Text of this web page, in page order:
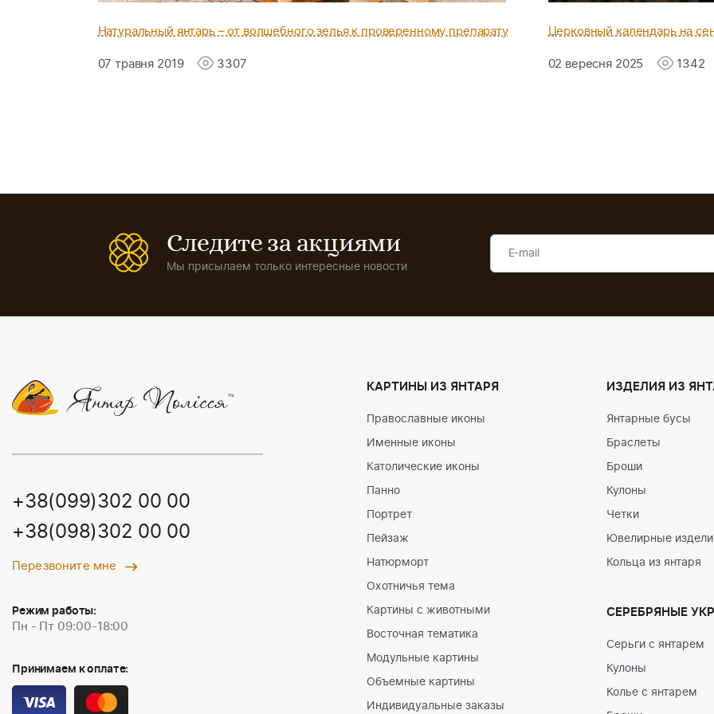
Натуральный янтарь – от волшебного зелья к проверенному препарату
07 травня 2019 3307
Церковный календарь на
02 вересня 2025 1342
Следите за акциями
Мы присылаем только интересные новости
+38(099)302 00 00
+38(098)302 00 00
Перезвоните мне
Режим работы:
Пн - Пт 09:00-18:00
Принимаем к оплате:
КАРТИНЫ ИЗ ЯНТАРЯ
Православные иконы
Именные иконы
Католические иконы
Панно
Портрет
Пейзаж
Натюрморт
Охотничья тема
Картины с животными
Восточная тематика
Модульные картины
Объемные картины
Индивидуальные заказы
ИЗДЕЛИЯ ИЗ
Янтарные бусы
Браслеты
Броши
Кулоны
Четки
Ювелирные
Кольца из янтаря
СЕРЕБРЯНЫЕ
Серьги с янтарем
Кулоны
Колье с янтарем